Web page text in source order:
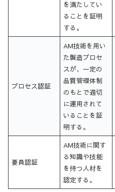
を満たしてい
ることを証明
する。
プロセス認証
AM技術を用い
た製造プロセ
スが、一定の
品質管理体制
のもとで適切
に運用されて
いることを証
明する。
要員認証
AM技術に関す
る知識や技能
を持つ人材を
認定する。